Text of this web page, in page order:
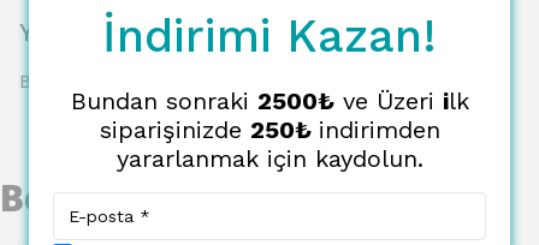
Yorumlar
Bu ürün için henüz yorum yapılmamış.
Benzer Ürünler
İndirimi Kazan!
Bundan sonraki 2500₺ve Üzeri ilk
siparişinizde 250₺ indirimden
yararlanmak için kaydolun.